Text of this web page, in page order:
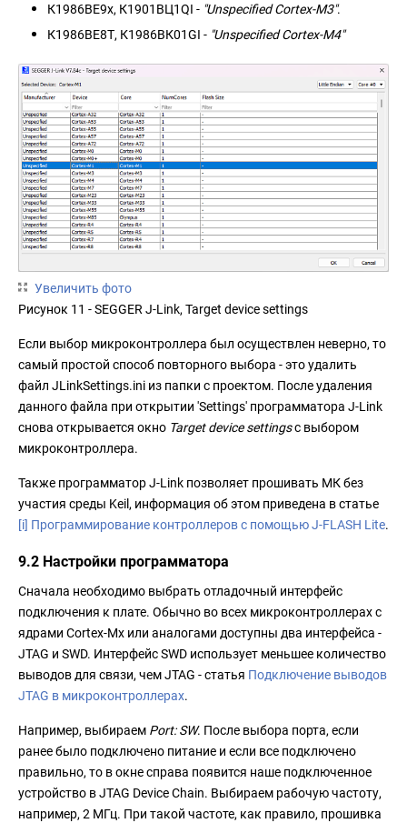
К1986ВЕ9x, К1901ВЦ1QI - "Unspecified Cortex-M3".
К1986ВЕ8Т, К1986ВК01GI - "Unspecified Cortex-M4"
Увеличить фото
Рисунок 11 - SEGGER J-Link, Target device settings
Если выбор микроконтроллера был осуществлен неверно, то
самый простой способ повторного выбора - это удалить
файл JLinkSettings.ini из папки с проектом. После удаления
данного файла при открытии 'Settings' программатора J-Link
снова открывается окно Target device settingsс выбором
микроконтроллера.
Также программатор J-Link позволяет прошивать МК без
участия среды Keil, информация об этом приведена в статье
[i] Программирование контроллеров с помощью J-FLASH Lite.
9.2 Настройки программатора
Сначала необходимо выбрать отладочный интерфейс
подключения к плате. Обычно во всех микроконтроллерах с
ядрами Cortex-Mx или аналогами доступны два интерфейса -
JTAG и SWD. Интерфейс SWD использует меньшее количество
выводов для связи, чем JTAG - статья Подключение выводов
JTAG в микроконтроллерах.
Например, выбираем Port: SW. После выбора порта, если
ранее было подключено питание и если все подключено
правильно, то в окне справа появится наше подключенное
устройство в JTAG Device Chain. Выбираем рабочую частоту,
например, 2 МГц. При такой частоте, как правило, прошивка